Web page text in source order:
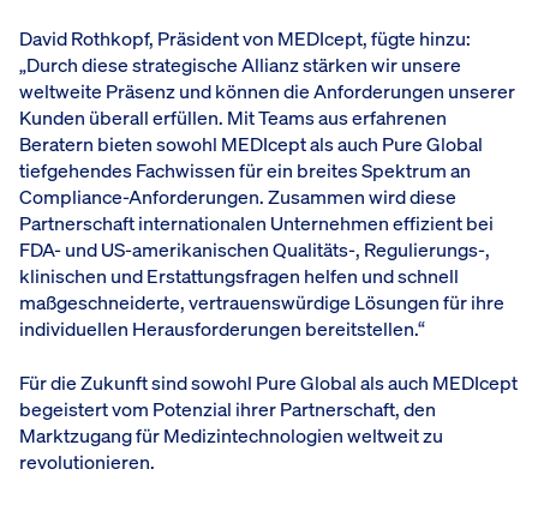
David Rothkopf, Präsident von MEDIcept, fügte hinzu:
„Durch diese strategische Allianz stärken wir unsere
weltweite Präsenz und können die Anforderungen unserer
Kunden überall erfüllen. Mit Teams aus erfahrenen
Beratern bieten sowohl MEDIcept als auch Pure Global
tiefgehendes Fachwissen für ein breites Spektrum an
Compliance-Anforderungen. Zusammen wird diese
Partnerschaft internationalen Unternehmen effizient bei
FDA- und US-amerikanischen Qualitäts-, Regulierungs-,
klinischen und Erstattungsfragen helfen und schnell
maßgeschneiderte, vertrauenswürdige Lösungen für ihre
individuellen Herausforderungen bereitstellen.“
Für die Zukunft sind sowohl Pure Global als auch MEDIcept
begeistert vom Potenzial ihrer Partnerschaft, den
Marktzugang für Medizintechnologien weltweit zu
revolutionieren.